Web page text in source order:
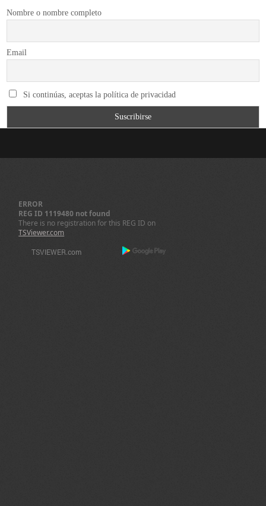
Nombre o nombre completo
Email
Si continúas, aceptas la política de privacidad
ERROR
REG ID 1119480 not found
There is no registration for this REG ID on
TSViewer.com